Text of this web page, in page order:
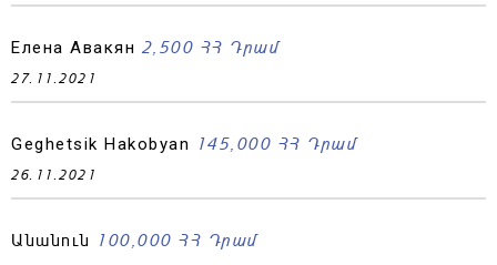
Елена Авакян 2,500 ՀՀ Դրամ
27.11.2021
Geghetsik Hakobyan 145,000 ՀՀ Դրամ
26.11.2021
Անանուն 100,000 ՀՀ Դրամ